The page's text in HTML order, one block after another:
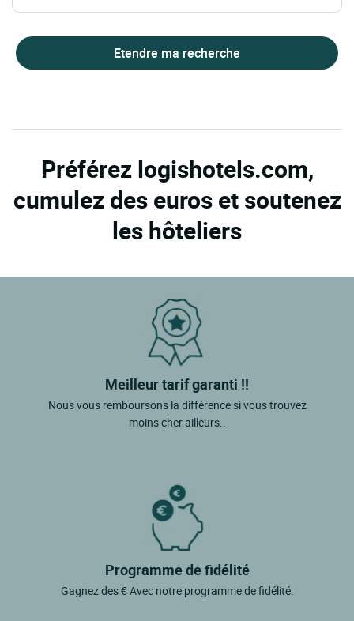
Etendre ma recherche
Préférez logishotels.com,
cumulez des euros et soutenez
les hôteliers
Meilleur tarif garanti !!
Nous vous remboursons la différence si vous trouvez
moins cher ailleurs..
Programme de fidélité
Gagnez des € Avec notre programme de fidélité.